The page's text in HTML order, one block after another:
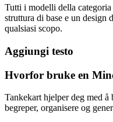
Tutti i modelli della
struttura di base e un
qualsiasi scopo.
Aggiungi testo
Hvorfor bruke en
Tankekart hjelper deg med å
begreper, organisere og